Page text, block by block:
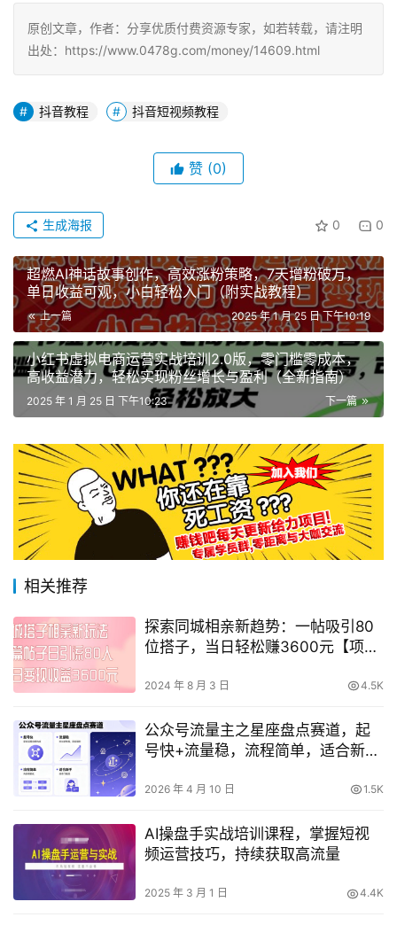
原创文章，作者：分享优质付费资源专家，如若转载，请注明
出处：https://www.0478g.com/money/14609.html
抖音教程 抖音短视频教程
赞 (0)
0 0
生成海报
超燃AI神话故事创作，高效涨粉策略，7天增粉破万，
单日收益可观，小白轻松入门（附实战教程）
上一篇 2025 年 1 月 25 日 下午10:19
小红书虚拟电商运营实战培训2.0版，零门槛零成本，
高收益潜力，轻松实现粉丝增长与盈利（全新指南）
下一篇
2025 年 1 月 25 日 下午10:23
相关推荐
探索同城相亲新趋势：一帖吸引80
位搭子，当日轻松赚3600元【项目
2024 年 8 月 3 日 4.5K
公众号流量主之星座盘点赛道，起
号快+流量稳，流程简单，适合新手
2026 年 4 月 10 日 1.5K
AI操盘手实战培训课程，掌握短视
频运营技巧，持续获取高流量
2025 年 3 月 1 日 4.4K